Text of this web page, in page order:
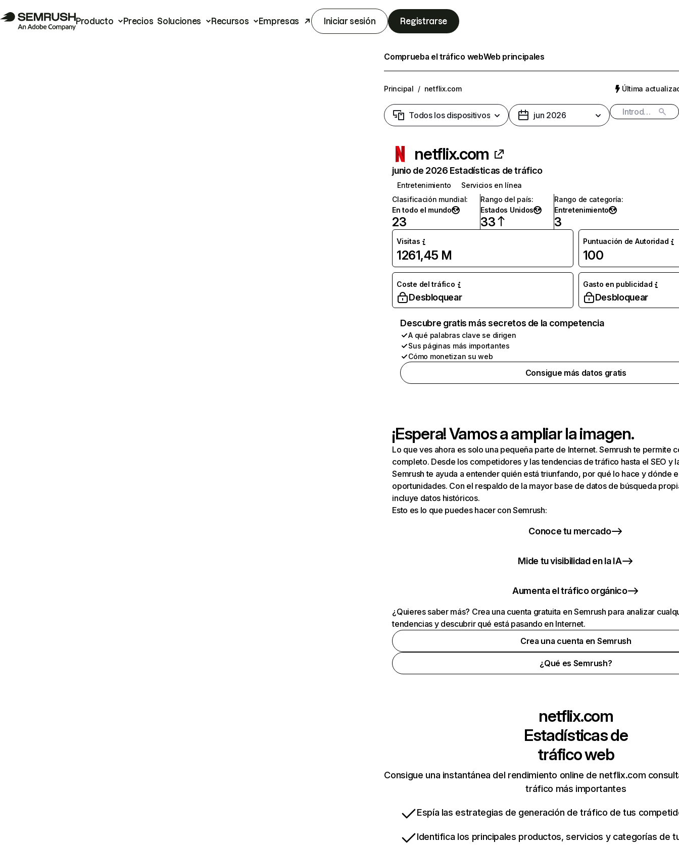
Producto Precios Soluciones Recursos Empresas Iniciar sesión Registrarse
Comprueba el tráfico webWeb principales
Principal / netflix.com Última
Todos los dispositivos jun 2026
netflix.com
junio de 2026 Estadísticas de tráfico
Entretenimiento
Servicios en línea
Clasificación mundial:
En todo el mundo
23
Rango del país:
Estados Unidos
33
Rango de categoría:
Entretenimiento
3
Visitas
1261,45 M
Puntuación de Autoridad
100
Coste del tráfico
Desbloquear
Gasto en publicidad
Desbloquear
Descubre gratis más secretos de la competencia
A qué palabras clave se dirigen
Sus páginas más importantes
Cómo monetizan su web
Consigue más datos gratis
¡Espera! Vamos a ampliar la imagen.
Lo que ves ahora es solo una pequeña parte de Internet. Semrush te permite
completo. Desde los competidores y las tendencias de tráfico hasta el SEO y
Semrush te ayuda a entender quién está triunfando, por qué lo hace y dónde
oportunidades. Con el respaldo de la mayor base de datos de búsqueda
incluye datos históricos.
Esto es lo que puedes hacer con Semrush:
Conoce tu mercado
Mide tu visibilidad en la IA
Aumenta el tráfico orgánico
¿Quieres saber más? Crea una cuenta gratuita en Semrush para analizar
tendencias y descubrir qué está pasando en Internet.
Crea una cuenta en Semrush
¿Qué es Semrush?
netflix.com
Estadísticas de
tráfico web
Consigue una instantánea del rendimiento online de netflix.com
tráfico más importantes
Espía las estrategias de generación de tráfico de tus
Identifica los principales productos, servicios y categorías de